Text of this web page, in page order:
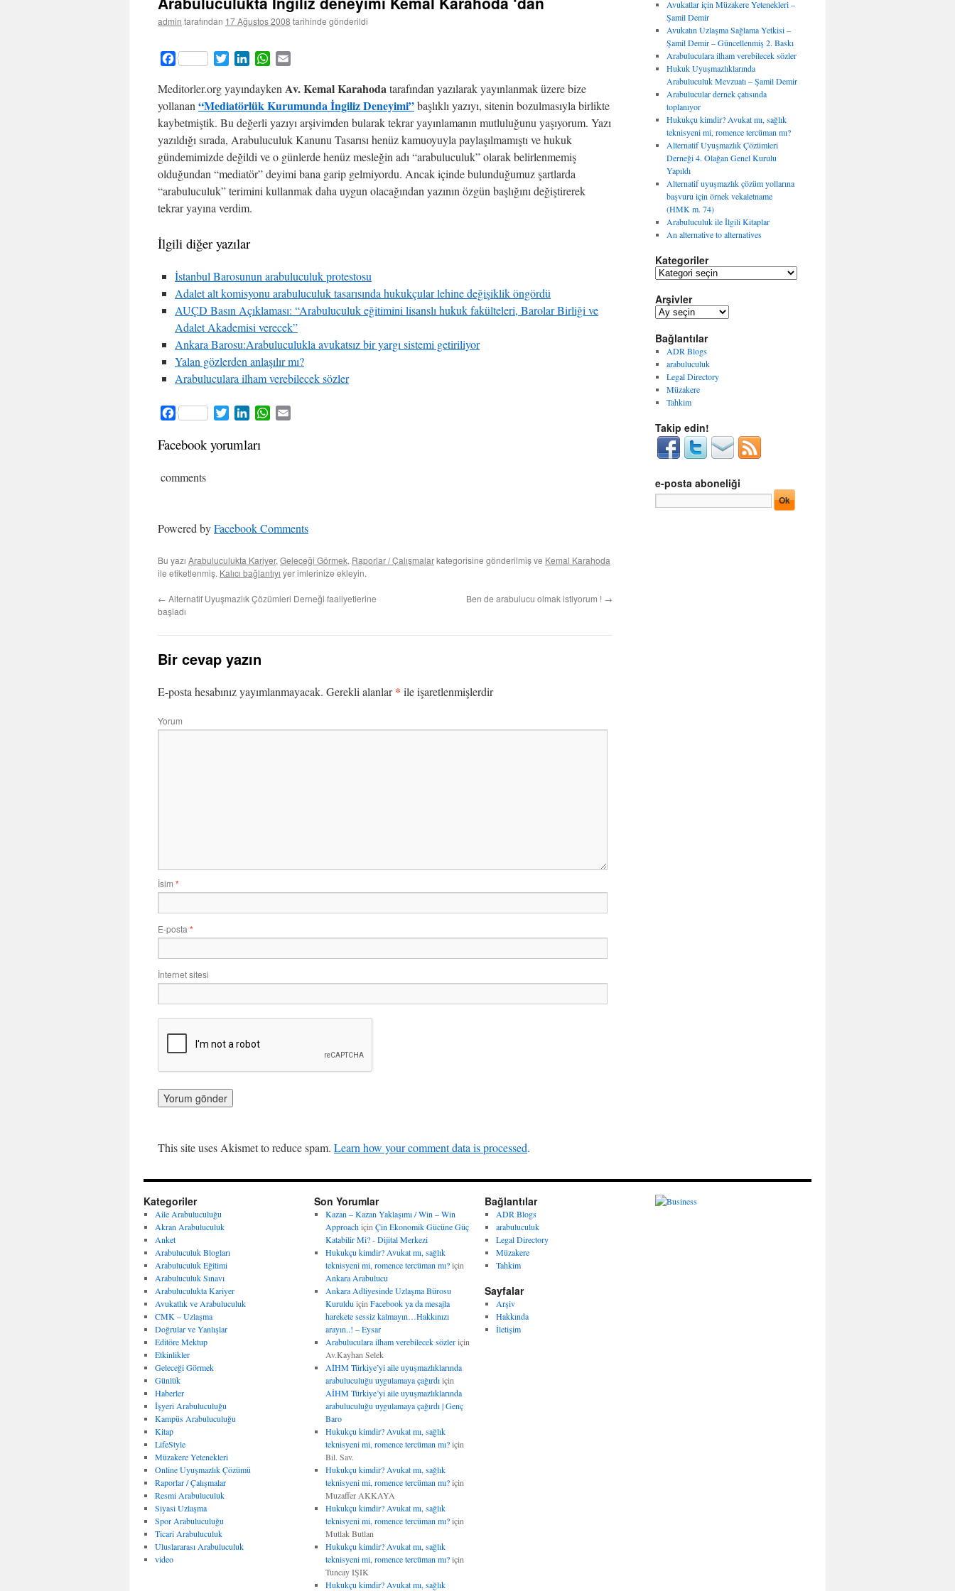
admin tarafından 17 Ağustos 2008 tarihinde gönderildi
Facebook TwitterLinkedInWhatsApp
Meditorler.org yayındayken Av. Kemal Karahodatarafından yazılarak yayınlanmak üzere bize
yollanan “Mediatörlük Kurumunda İngiliz Deneyimi”başlıklı yazıyı, sitenin bozulmasıyla birlikte
kaybetmiştik. Bu değerli yazıyı arşivimden bularak tekrar yayınlamanın mutluluğunu yaşıyorum. Yazı
yazıldığı sırada, Arabuluculuk Kanunu Tasarısı henüz kamuoyuyla paylaşılmamıştı ve hukuk
gündemimizde değildi ve o günlerde henüz mesleğin adı “arabuluculuk” olarak belirlenmemiş
olduğundan “mediatör” deyimi bana garip gelmiyordu. Ancak içinde bulunduğumuz şartlarda
“arabuluculuk” terimini kullanmak daha uygun olacağından yazının özgün başlığını değiştirerek
tekrar yayına verdim.
İlgili diğer yazılar
İstanbul Barosunun arabuluculuk protestosu
Adalet alt komisyonu arabuluculuk tasarısında hukukçular lehine değişiklik öngördü
AUÇD Basın Açıklaması: “Arabuluculuk eğitimini lisanslı hukuk fakülteleri, Barolar Birliği ve
Adalet Akademisi verecek”
Ankara Barosu:Arabuluculukla avukatsız bir yargı sistemi getiriliyor
Yalan gözlerden anlaşılır mı?
Arabuluculara ilham verebilecek sözler
Facebook TwitterLinkedInWhatsApp
Facebook yorumları
comments
Powered byFacebook Comments
Bu yazı Arabuluculukta Kariyer, Geleceği Görmek, Raporlar / Çalışmalarkategorisine gönderilmiş ve Kemal Karahoda
ile etiketlenmiş. Kalıcı bağlantıyı yer imlerinize ekleyin.
← Alternatif Uyuşmazlık Çözümleri Derneği faaliyetlerine
başladı
Ben de arabulucu olmak istiyorum ! →
Bir cevap yazın
E-posta hesabınız yayımlanmayacak. Gerekli alanlar* ile işaretlenmişlerdir
Yorum
İsim *
E-posta *
İnternet sitesi
This site uses Akismet to reduce spam. Learn how your comment data is processed.
Avukatlar için Müzakere Yetenekleri –
Şamil Demir
Avukatın Uzlaşma Sağlama Yetkisi –
Şamil Demir – Güncellenmiş 2. Baskı
Arabuluculara ilham verebilecek sözler
Hukuk Uyuşmazlıklarında
Arabuluculuk Mevzuatı – Şamil Demir
Arabulucular dernek çatısında
toplanıyor
Hukukçu kimdir? Avukat mı, sağlık
teknisyeni mi, romence tercüman mı?
Alternatif Uyuşmazlık Çözümleri
Derneği 4. Olağan Genel Kurulu
Yapıldı
Alternatif uyuşmazlık çözüm yollarına
başvuru için örnek vekaletname
(HMK m. 74)
Arabuluculuk ile İlgili Kitaplar
An alternative to alternatives
Kategoriler
K
t
o
r
i
l
e
r
Arşivler
A
ş
i
v
l
e
r
Bağlantılar
ADR Blogs
arabuluculuk
Legal Directory
Müzakere
Tahkim
Takip edin!
e-posta aboneliği
Kategoriler
Aile Arabuluculuğu
Akran Arabuluculuk
Anket
Arabuluculuk Blogları
Arabuluculuk Eğitimi
Arabuluculuk Sınavı
Arabuluculukta Kariyer
Avukatlık ve Arabuluculuk
CMK – Uzlaşma
Doğrular ve Yanlışlar
Editöre Mektup
Etkinlikler
Geleceği Görmek
Günlük
Haberler
İşyeri Arabuluculuğu
Kampüs Arabuluculuğu
Kitap
LifeStyle
Müzakere Yetenekleri
Online Uyuşmazlık Çözümü
Raporlar / Çalışmalar
Resmi Arabuluculuk
Siyasi Uzlaşma
Spor Arabuluculuğu
Ticari Arabuluculuk
Uluslararası Arabuluculuk
video
Son Yorumlar
Kazan – Kazan Yaklaşımı / Win – Win
Approachiçin Çin Ekonomik Gücüne Güç
Katabilir Mi? - Dijital Merkezi
Hukukçu kimdir? Avukat mı, sağlık
teknisyeni mi, romence tercüman mı?için
Ankara Arabulucu
Ankara Adliyesinde Uzlaşma Bürosu
Kuruldu için Facebook ya da mesajla
harekete sessiz kalmayın…Hakkınızı
arayın..! – Eysar
Arabuluculara ilham verebilecek sözleriçin
Av.Kayhan Selek
AİHM Türkiye’yi aile uyuşmazlıklarında
arabuluculuğu uygulamaya çağırdıiçin
AİHM Türkiye’yi aile uyuşmazlıklarında
arabuluculuğu uygulamaya çağırdı | Genç
Baro
Hukukçu kimdir? Avukat mı, sağlık
teknisyeni mi, romence tercüman mı?için
Bil. Sav.
Hukukçu kimdir? Avukat mı, sağlık
teknisyeni mi, romence tercüman mı?için
Muzaffer AKKAYA
Hukukçu kimdir? Avukat mı, sağlık
teknisyeni mi, romence tercüman mı?için
Mutlak Butlan
Hukukçu kimdir? Avukat mı, sağlık
teknisyeni mi, romence tercüman mı?için
Tuncay IŞIK
Hukukçu kimdir? Avukat mı, sağlık
Bağlantılar
ADR Blogs
arabuluculuk
Legal Directory
Müzakere
Tahkim
Sayfalar
Arşiv
Hakkında
İletişim